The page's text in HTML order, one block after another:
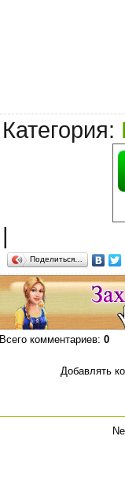
Категория:
|
Поделиться…
Всего комментариев: 0
Добавлять